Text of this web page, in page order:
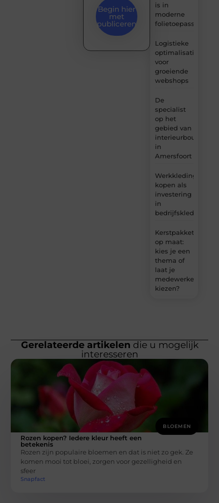
is in
moderne
folietoepassingen
Logistieke
optimalisatie
voor
groeiende
webshops
De
specialist
op het
gebied van
interieurbouw
in
Amersfoort
Werkkleding
kopen als
investering
in
bedrijfskleding
Kerstpakket
op maat:
kies je een
thema of
laat je
medewerkers
kiezen?
Begin hier
met
publiceren
Gerelateerde artikelen die u mogelijk
interesseren
BLOEMEN
Rozen kopen? Iedere kleur heeft een
betekenis
Rozen zijn populaire bloemen en dat is niet zo gek. Ze
komen mooi tot bloei, zorgen voor gezelligheid en
sfeer
Snapfact